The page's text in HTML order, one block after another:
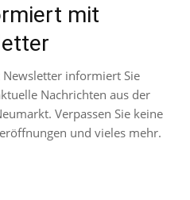
mit
informiert Sie
Nachrichten aus der
Verpassen Sie keine
und vieles mehr.